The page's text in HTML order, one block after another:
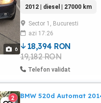
6
P 2027 , Masina cu foarte
fabrica , dintre care amintesc
automat , Avertizor frinare de
Camera pe Marsarier ,Clima
,Tapiterie si ...
2012 | diesel | 27000 km
Sector 1, Bucuresti
azi 17:26
18,394 RON
19,182 RON
Telefon validat
2 BMW 520d Automat